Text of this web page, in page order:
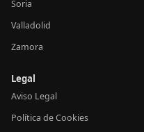
Soria
Valladolid
Zamora
Legal
Aviso Legal
Política de Cookies